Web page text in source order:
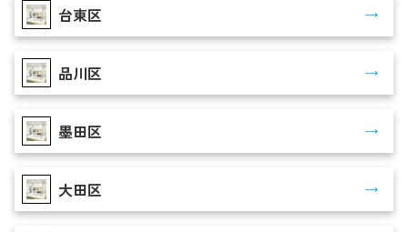
台東区
品川区
墨田区
大田区